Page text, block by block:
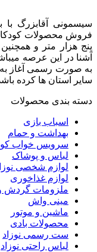
فروش محصولات
پنج هزار متر و
به صورت رسمی آغاز به
سایر استان ها کرده
دسته بندی محصولات
اسباب بازی
بهداشت و حمام
سرویس خواب
لباس و پوشاک
لوازم شخصی
لوازم غذاخوری
ملزومات گردش
مینی واش
ماشین و موتور
محصولات بادی
ست رسمی نوزاد
لباس راحتی نوزاد